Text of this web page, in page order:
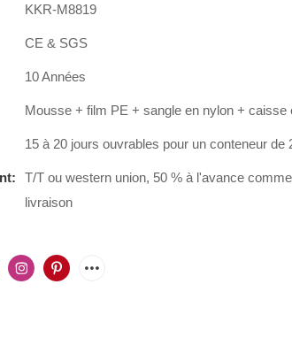
KKR-M8819
CE & SGS
10 Années
Mousse + film PE + sangle en nylon + caisse
15 à 20 jours ouvrables pour un conteneur de
T/T ou western union, 50 % à l'avance
livraison